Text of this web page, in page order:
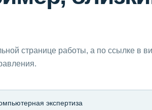
странице работы, а по ссылке в
экспертиза